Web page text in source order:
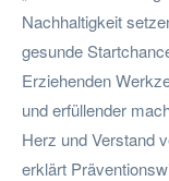
Nachhaltigkeit
gesunde
Erziehenden
und erfüllender
Herz und Verstand
erklärt